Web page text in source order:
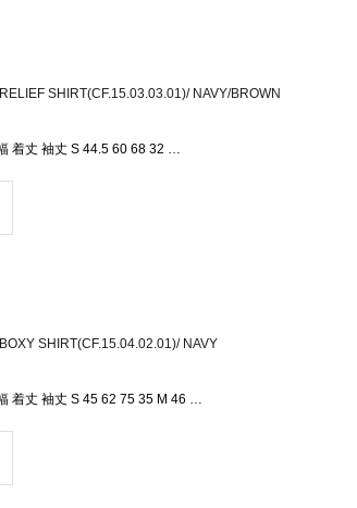
SHIRT(CF.15.03.03.01)/ NAVY/BROWN
着丈 袖丈 S 44.5 60 68 32 …
SHIRT(CF.15.04.02.01)/ NAVY
着丈 袖丈 S 45 62 75 35 M 46 …